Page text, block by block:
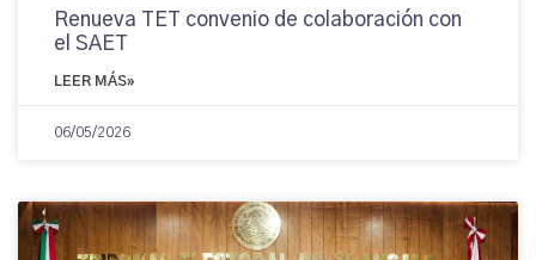
Renueva TET convenio de colaboración con
el SAET
LEER MÁS»
06/05/2026